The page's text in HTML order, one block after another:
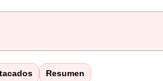
Resumen